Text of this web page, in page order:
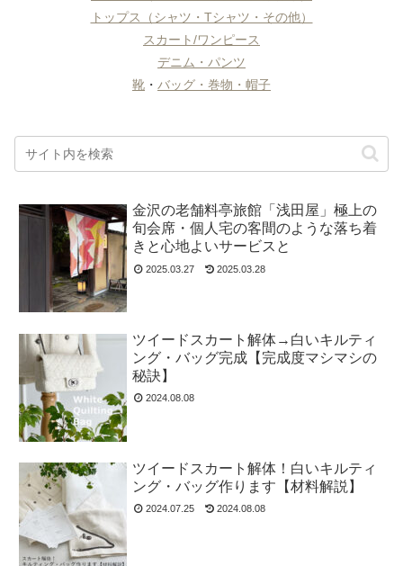
トップス（シャツ・Tシャツ・その他）
スカート/ワンピース
デニム・パンツ
靴 ・ バッグ・巻物・帽子
金沢の老舗料亭旅館「浅田屋」極上の
旬会席・個人宅の客間のような落ち着
きと心地よいサービスと
2025.03.27 2025.03.28
ツイードスカート解体→白いキルティ
ング・バッグ完成【完成度マシマシの
秘訣】
2024.08.08
ツイードスカート解体！白いキルティ
ング・バッグ作ります【材料解説】
2024.07.25 2024.08.08